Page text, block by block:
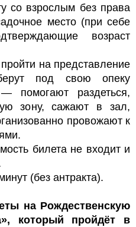
со взрослым без права
место (при себе
возраст
на представление
под свою опеку
помогают раздеться,
зону, сажают в зал,
провожают к
билета не входит и
(без антракта).
на Рождественскую
который пройдёт в